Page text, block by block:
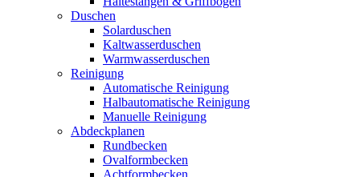
Duschen
Solarduschen
Kaltwasserduschen
Warmwasserduschen
Reinigung
Automatische Reinigung
Halbautomatische Reinigung
Manuelle Reinigung
Abdeckplanen
Rundbecken
Ovalformbecken
Achtformbecken